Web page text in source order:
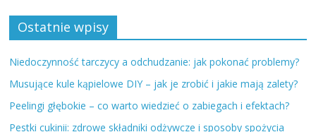
Ostatnie wpisy
Niedoczynność tarczycy a odchudzanie: jak pokonać problemy?
Musujące kule kąpielowe DIY – jak je zrobić i jakie mają zalety?
Peelingi głębokie – co warto wiedzieć o zabiegach i efektach?
Pestki cukinii: zdrowe składniki odżywcze i sposoby spożycia